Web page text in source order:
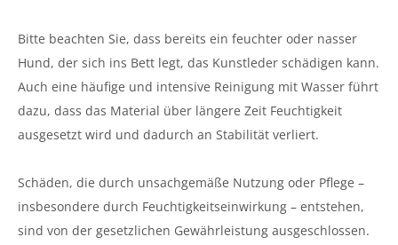
Bitte beachten Sie, dass bereits ein feuchter oder nasser
Hund, der sich ins Bett legt, das Kunstleder schädigen kann.
Auch eine häufige und intensive Reinigung mit Wasser führt
dazu, dass das Material über längere Zeit Feuchtigkeit
ausgesetzt wird und dadurch an Stabilität verliert.
Schäden, die durch unsachgemäße Nutzung oder Pflege –
insbesondere durch Feuchtigkeitseinwirkung – entstehen,
sind von der gesetzlichen Gewährleistung ausgeschlossen.